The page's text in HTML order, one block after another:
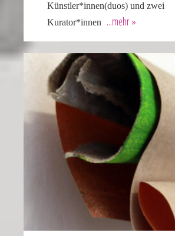
Künstler*innen(duos) und zwei
Kurator*innen